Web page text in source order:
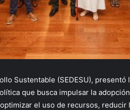
Sustentable (SEDESU),
que busca impulsar la
el uso de recursos,